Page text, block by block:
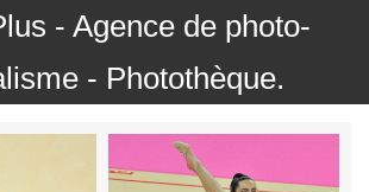
- Agence de photo-
- Photothèque.